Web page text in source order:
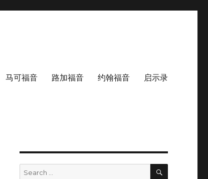
马可福音 路加福音 约翰福音 启示录
Search
SEARCH